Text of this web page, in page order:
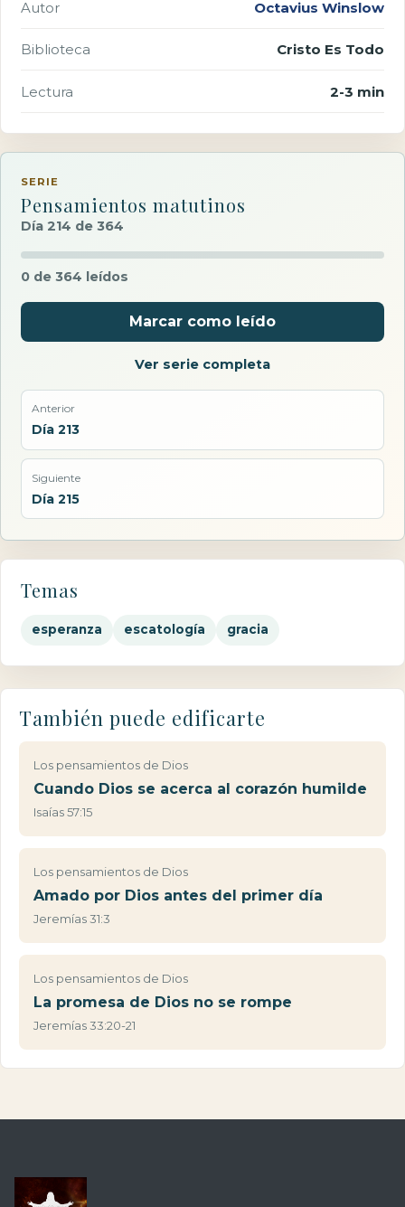
Autor Octavius Winslow
Biblioteca Cristo Es Todo
Lectura 2-3 min
SERIE
Pensamientos matutinos
Día 214 de 364
0 de 364 leídos
Marcar como leído
Ver serie completa
Anterior
Día 213
Siguiente
Día 215
Temas
esperanza escatología gracia
También puede edificarte
Los pensamientos de Dios
Cuando Dios se acerca al corazón humilde
Isaías 57:15
Los pensamientos de Dios
Amado por Dios antes del primer día
Jeremías 31:3
Los pensamientos de Dios
La promesa de Dios no se rompe
Jeremías 33:20-21